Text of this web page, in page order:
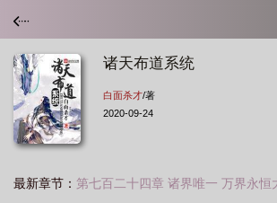
诸天布道系统
白面杀才/著
2020-09-24
最新章节： 第七百二十四章 诸界唯一 万界永恒